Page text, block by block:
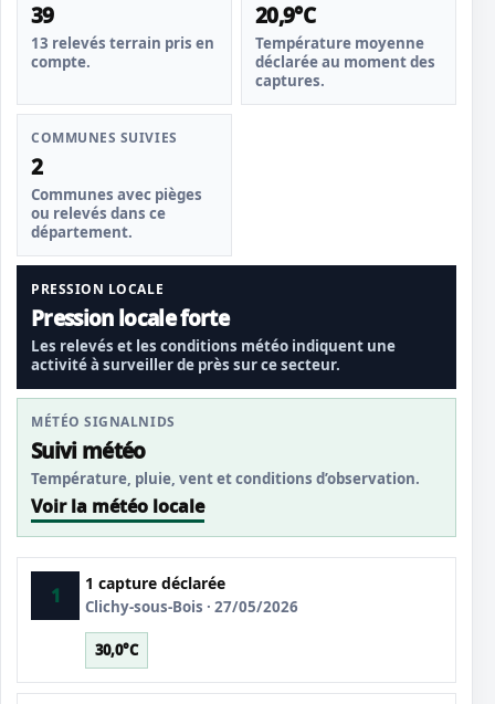
39
13 relevés terrain pris en
compte.
20,9°C
Température moyenne
déclarée au moment des
captures.
COMMUNES SUIVIES
2
Communes avec pièges
ou relevés dans ce
département.
PRESSION LOCALE
Pression locale forte
Les relevés et les conditions météo indiquent une
activité à surveiller de près sur ce secteur.
MÉTÉO SIGNALNIDS
Suivi météo
Température, pluie, vent et conditions d’observation.
Voir la météo locale
1
1 capture déclarée
Clichy-sous-Bois · 27/05/2026
30,0°C